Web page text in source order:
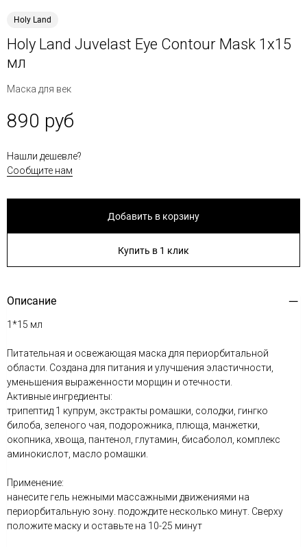
Holy Land
Holy Land Juvelast Eye Contour Mask 1x15
мл
Маска для век
890 руб
Нашли дешевле?
Сообщите нам
Добавить в корзину
Купить в 1 клик
Описание
1*15 мл
Питательная и освежающая маска для периорбитальной
области. Создана для питания и улучшения эластичности,
уменьшения выраженности морщин и отечности.
Активные ингредиенты:
трипептид 1 купрум, экстракты ромашки, солодки, гингко
билоба, зеленого чая, подорожника, плюща, манжетки,
окопника, хвоща, пантенол, глутамин, бисаболол, комплекс
аминокислот, масло ромашки.
Применение:
нанесите гель нежными массажными движениями на
периорбитальную зону. подождите несколько минут. Сверху
положите маску и оставьте на 10-25 минут